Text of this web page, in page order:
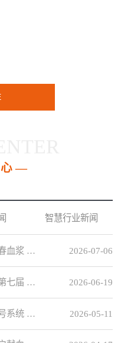
—
智慧行业新闻
2026-07-06
血浆 …
2026-06-19
七届 …
2026-05-11
系统 …